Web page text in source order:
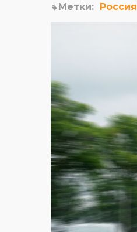
Метки: Россия